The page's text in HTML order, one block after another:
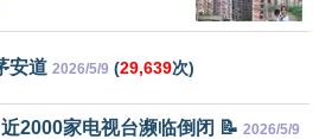
安道 2026/5/9 (29,639次)
2000家电视台濒临倒闭 📝 2026/5/9